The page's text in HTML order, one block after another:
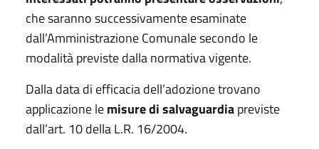
che saranno successivamente esaminate
dall’Amministrazione Comunale secondo le
modalità previste dalla normativa vigente.
Dalla data di efficacia dell’adozione trovano
applicazione lemisure di salvaguardiapreviste
dall’art. 10 della L.R. 16/2004.